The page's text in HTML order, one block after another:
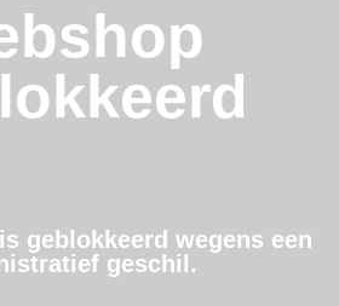
geblokkeerd wegens een
geschil.